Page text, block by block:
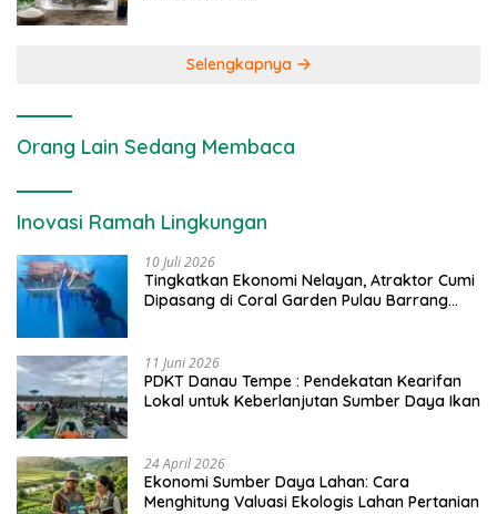
Selengkapnya
Orang Lain Sedang Membaca
Inovasi Ramah Lingkungan
10 Juli 2026
Tingkatkan Ekonomi Nelayan, Atraktor Cumi
Dipasang di Coral Garden Pulau Barrang
11 Juni 2026
PDKT Danau Tempe : Pendekatan Kearifan
Lokal untuk Keberlanjutan Sumber Daya Ikan
24 April 2026
Ekonomi Sumber Daya Lahan: Cara
Menghitung Valuasi Ekologis Lahan Pertanian